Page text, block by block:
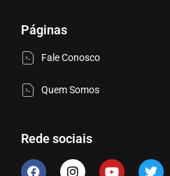
Páginas
Fale Conosco
Quem Somos
Rede sociais